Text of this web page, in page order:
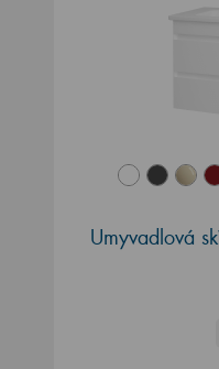
Umyvadlová